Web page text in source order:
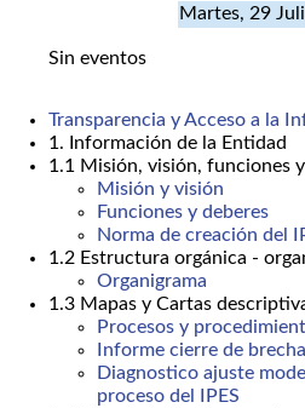
Martes, 29
Sin eventos
Transparencia y Acceso a la
1. Información de la Entidad
1.1 Misión, visión, funciones
Misión y visión
Funciones y deberes
Norma de creación del
1.2 Estructura orgánica -
Organigrama
1.3 Mapas y Cartas
Procesos y
Informe cierre de
Diagnostico ajuste
proceso del IPES